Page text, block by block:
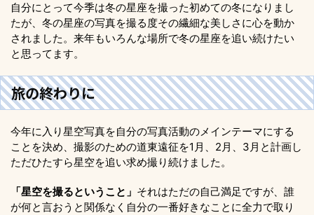
自分にとって今季は冬の星座を撮った初めての冬になりまし
たが、冬の星座の写真を撮る度その繊細な美しさに心を動か
されました。来年もいろんな場所で冬の星座を追い続けたい
と思ってます。
旅の終わりに
今年に入り星空写真を自分の写真活動のメインテーマにする
ことを決め、撮影のための道東遠征を1月、2月、3月と計画し
ただひたすら星空を追い求め撮り続けました。
「星空を撮るということ」 それはただの自己満足ですが、誰
が何と言おうと関係なく自分の一番好きなことに全力で取り